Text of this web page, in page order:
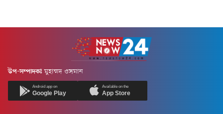
উপ-সম্পাদকঃ মুহাম্মদ ওসমান
Android app on
Google Play
Available on the
App Store